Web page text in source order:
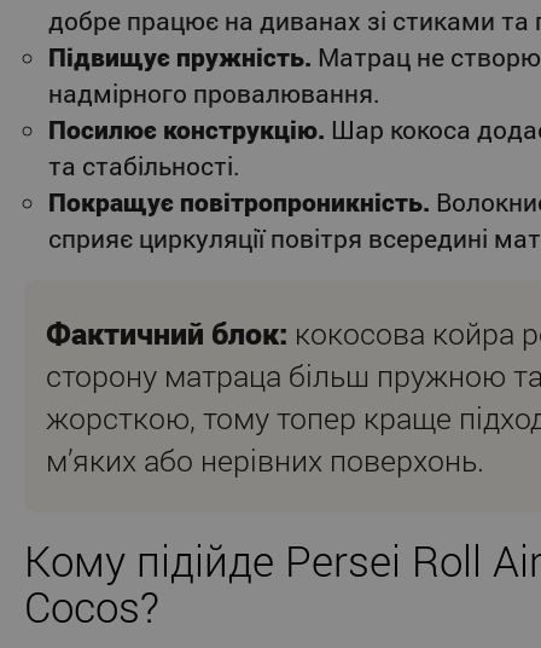
добре працює на диванах зі стиками
Підвищує пружність. Матрац не
надмірного провалювання.
Посилює конструкцію. Шар кокоса
та стабільності.
Покращує повітропроникність.
сприяє циркуляції повітря всередині
Фактичний блок: кокосова койра
сторону матраца більш пружною
жорсткою, тому топер краще
м’яких або нерівних поверхонь.
Кому підійде Persei Roll
Cocos?